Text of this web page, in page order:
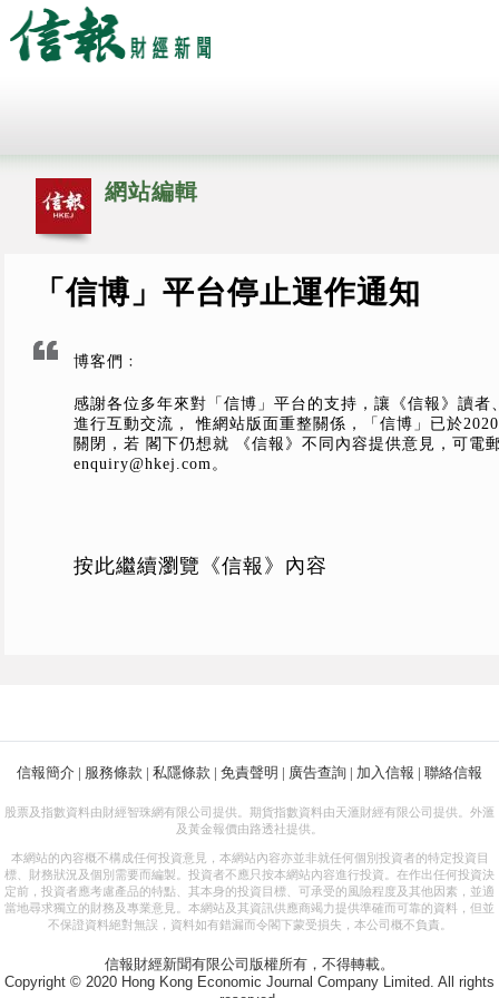
網站編輯
「信博」平台停止運作通知
博客們﹕
感謝各位多年來對「信博」平台的支持，讓《信報》讀者
進行互動交流， 惟網站版面重整關係，「信博」已於
關閉，若 閣下仍想就 《信報》不同內容提供意見，可電
enquiry@hkej.com 。
按此繼續瀏覽《信報》內容
信報簡介 | 服務條款 | 私隱條款 | 免責聲明 | 廣告查詢 | 加入信報 | 聯絡信報
股票及指數資料由財經智珠網有限公司提供。期貨指數資料由天滙財經有限公司提供。外滙
及黃金報價由路透社提供。
本網站的內容概不構成任何投資意見，本網站內容亦並非就任何個別投資者的特定投資目
標、財務狀況及個別需要而編製。投資者不應只按本網站內容進行投資。在作出任何投資決
定前，投資者應考慮產品的特點、其本身的投資目標、可承受的風險程度及其他因素，並適
當地尋求獨立的財務及專業意見。本網站及其資訊供應商竭力提供準確而可靠的資料，但並
不保證資料絕對無誤，資料如有錯漏而令閣下蒙受損失，本公司概不負責。
信報財經新聞有限公司版權所有，不得轉載。
Copyright © 2020 Hong Kong Economic Journal Company Limited. All rights